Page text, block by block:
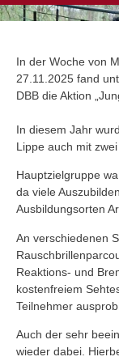
In der Woche von
27.11.2025 fand
DBB die Aktion
In diesem Jahr
Lippe auch mit
Hauptzielgruppe
da viele
Ausbildungsorten
An verschiedenen
Reaktions- und
kostenfreiem
Teilnehmer
Auch der sehr
wieder dabei.